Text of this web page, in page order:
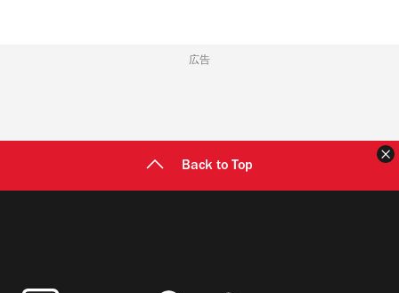
広告
Back to Top